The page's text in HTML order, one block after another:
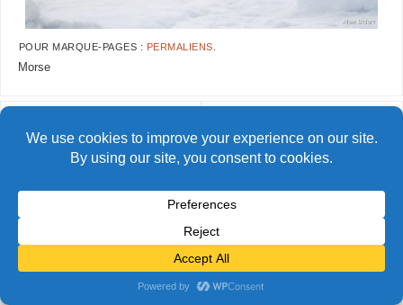
POUR MARQUE-PAGES : PERMALIENS
Morse
© Alain Bidart (2026) - Tous droits réservés
FIÈREMENT PROPULSÉ PARPARABOLA